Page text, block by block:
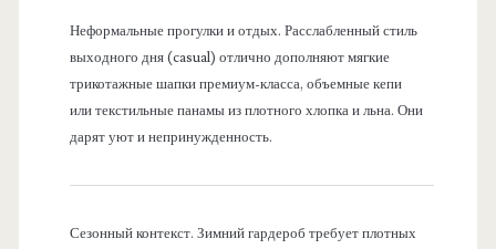
Неформальные прогулки и отдых. Расслабленный стиль
выходного дня (casual) отлично дополняют мягкие
трикотажные шапки премиум-класса, объемные кепи
или текстильные панамы из плотного хлопка и льна. Они
дарят уют и непринужденность.
Сезонный контекст. Зимний гардероб требует плотных